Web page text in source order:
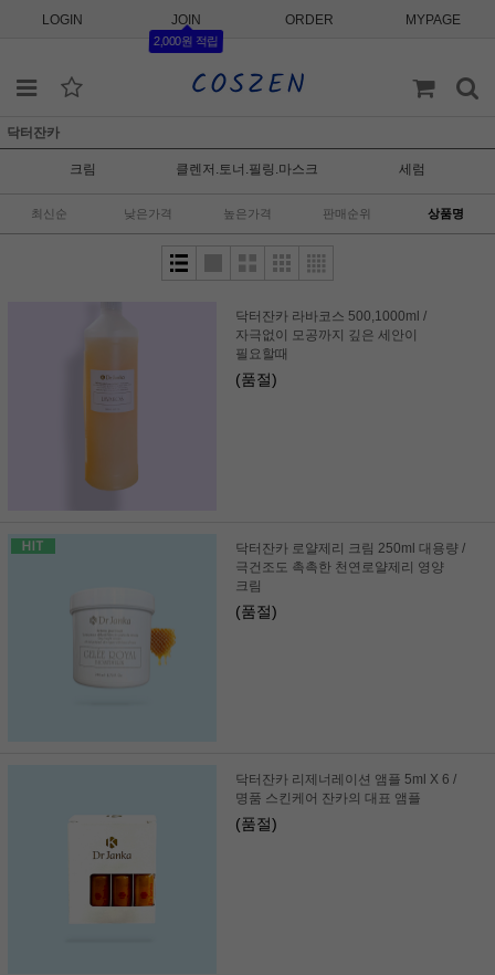
LOGIN JOIN
2,000원 적립
ORDER MYPAGE
닥터잔카
크림 클렌저.토너.필링.마스크 세럼
최신순 낮은가격 높은가격 판매순위 상품명
닥터잔카 라바코스 500,1000ml /
자극없이 모공까지 깊은 세안이
필요할때
(품절)
닥터잔카 로얄제리 크림 250ml 대용량 /
극건조도 촉촉한 천연로얄제리 영양
크림
(품절)
닥터잔카 리제너레이션 앰플 5ml X 6 /
명품 스킨케어 잔카의 대표 앰플
(품절)